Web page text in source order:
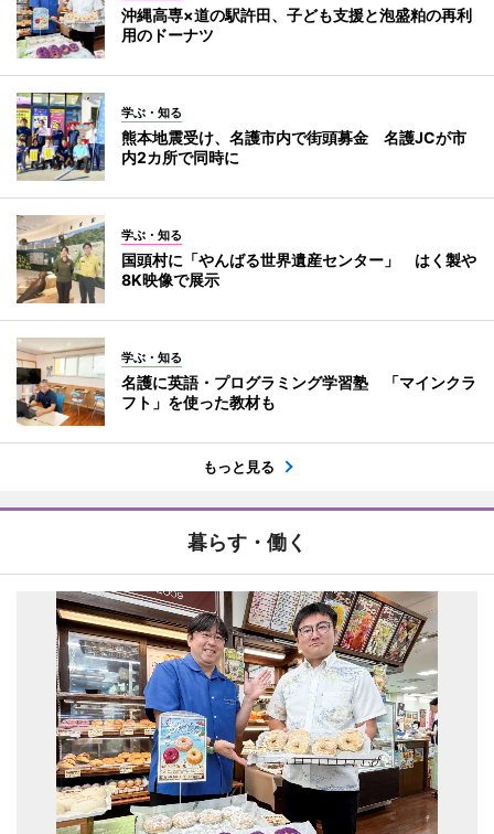
沖縄高専×道の駅許田、子ども支援と泡盛粕の再利
用のドーナツ
学ぶ・知る
熊本地震受け、名護市内で街頭募金 名護JCが市
内2カ所で同時に
学ぶ・知る
国頭村に「やんばる世界遺産センター」 はく製や
8K映像で展示
学ぶ・知る
名護に英語・プログラミング学習塾 「マインクラ
フト」を使った教材も
もっと見る
暮らす・働く